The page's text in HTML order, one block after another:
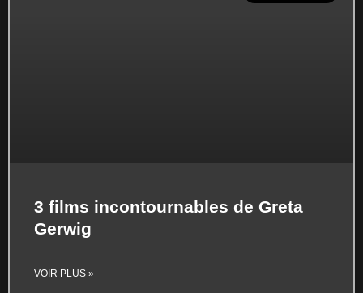
3 films incontournables de Greta
Gerwig
VOIR PLUS »